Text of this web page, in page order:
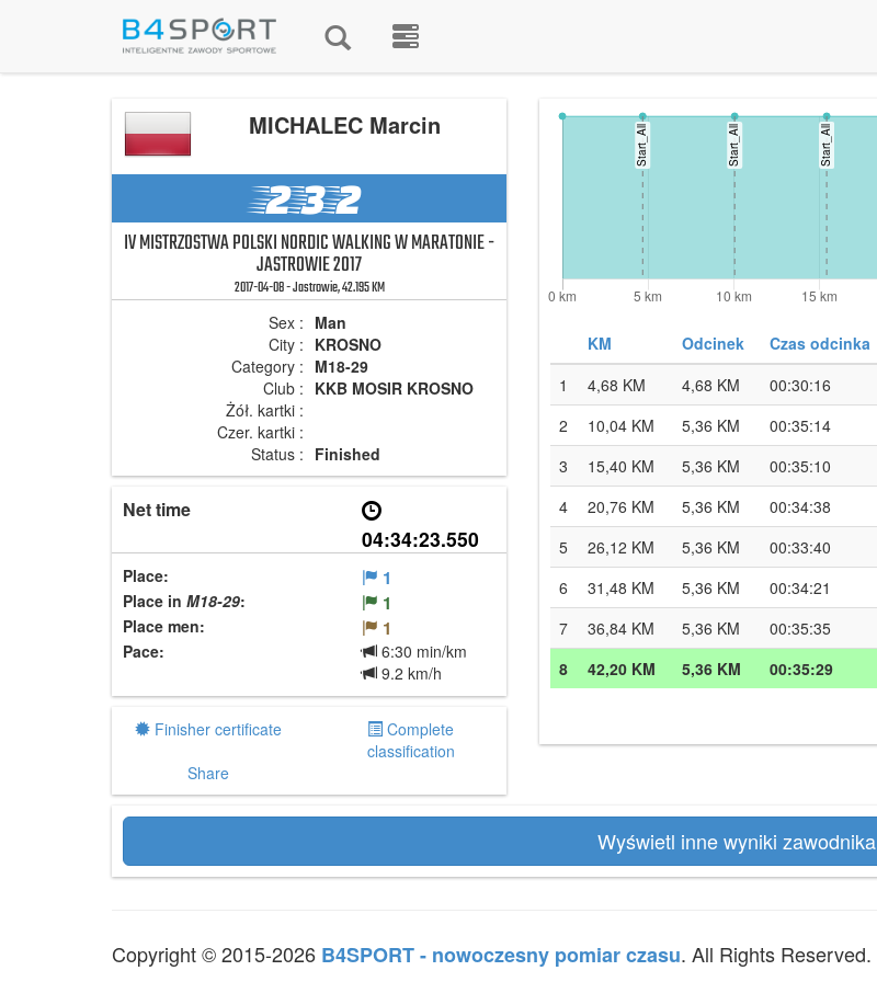
MICHALEC Marcin
232
IV MISTRZOSTWA POLSKI NORDIC WALKING W MARATONIE -
JASTROWIE 2017
2017-04-08 - Jastrowie, 42.195 KM
Sex : Man
City : KROSNO
Category : M18-29
Club : KKB MOSIR KROSNO
Żół. kartki :
Czer. kartki :
Status : Finished
Net time
04:34:23.550
Place: 1
Place in M18-29: 1
Place men: 1
Pace:
6:30 min/km
9.2 km/h
Finisher certificate
Complete
classification
Share
KM Odcinek Czas odcinka
1
4,68 KM 4,68 KM 00:30:16
2
10,04 KM 5,36 KM 00:35:14
3
15,40 KM 5,36 KM 00:35:10
4
20,76 KM 5,36 KM 00:34:38
5
26,12 KM 5,36 KM 00:33:40
6
31,48 KM 5,36 KM 00:34:21
7
36,84 KM 5,36 KM 00:35:35
8
42,20 KM 5,36 KM 00:35:29
Wyświetl inne wyniki zawodnika
Copyright © 2015-2026 B4SPORT - nowoczesny pomiar czasu. All Rights Reserved.